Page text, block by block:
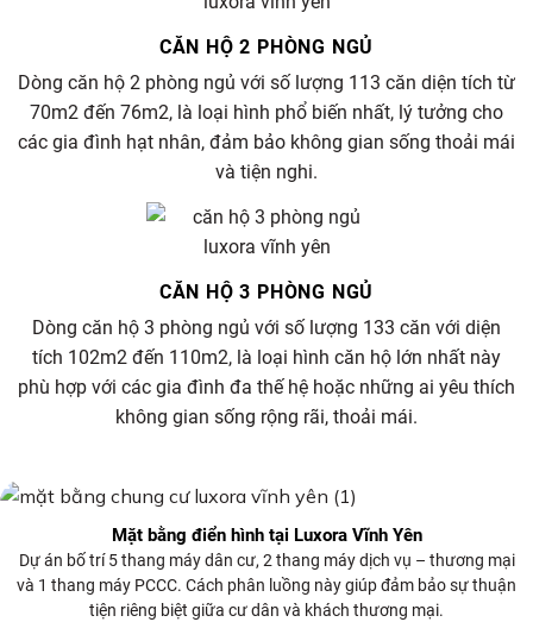
CĂN HỘ 2 PHÒNG NGỦ
Dòng căn hộ 2 phòng ngủ với số lượng 113 căn diện tích từ
70m2 đến 76m2, là loại hình phổ biến nhất, lý tưởng cho
các gia đình hạt nhân, đảm bảo không gian sống thoải mái
và tiện nghi.
CĂN HỘ 3 PHÒNG NGỦ
Dòng căn hộ 3 phòng ngủ với số lượng 133 căn với diện
tích 102m2 đến 110m2, là loại hình căn hộ lớn nhất này
phù hợp với các gia đình đa thế hệ hoặc những ai yêu thích
không gian sống rộng rãi, thoải mái.
Mặt bằng điển hình tại Luxora Vĩnh Yên
Dự án bố trí 5 thang máy dân cư, 2 thang máy dịch vụ – thương mại
và 1 thang máy PCCC. Cách phân luồng này giúp đảm bảo sự thuận
tiện riêng biệt giữa cư dân và khách thương mại.